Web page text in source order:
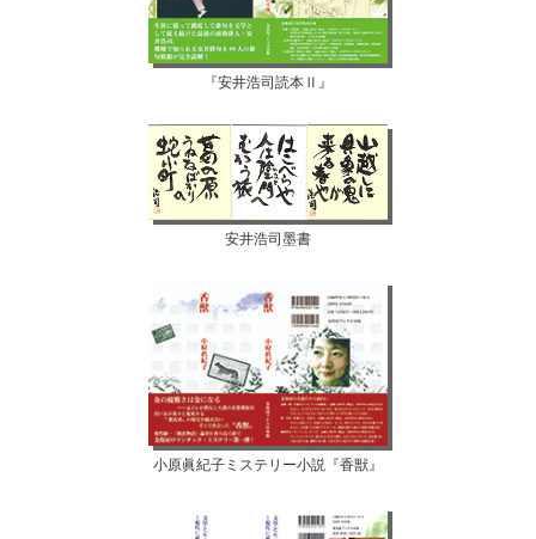
『安井浩司読本Ⅱ』
安井浩司墨書
小原眞紀子ミステリー小説『香獣』